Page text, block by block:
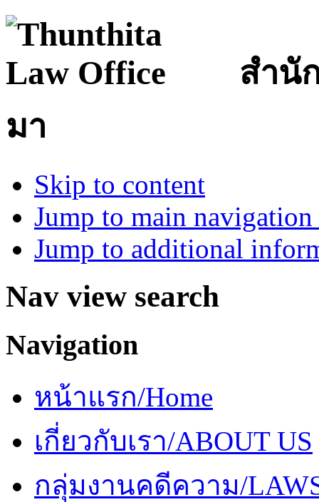
สำนั
มา
Skip to content
Jump to main
Jump to additional
Nav view search
Navigation
หน้าแรก/Home
เกี่ยวกับเรา/ABOUT US
กลุ่มงานคดีความ/